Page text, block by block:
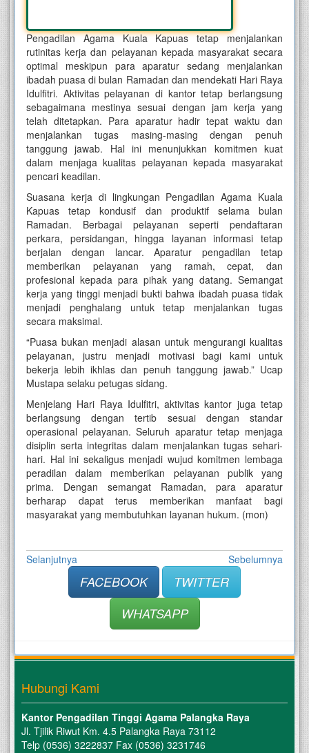
Pengadilan Agama Kuala Kapuas tetap menjalankan
rutinitas kerja dan pelayanan kepada masyarakat secara
optimal meskipun para aparatur sedang menjalankan
ibadah puasa di bulan Ramadan dan mendekati Hari Raya
Idulfitri. Aktivitas pelayanan di kantor tetap berlangsung
sebagaimana mestinya sesuai dengan jam kerja yang
telah ditetapkan. Para aparatur hadir tepat waktu dan
menjalankan tugas masing-masing dengan penuh
tanggung jawab. Hal ini menunjukkan komitmen kuat
dalam menjaga kualitas pelayanan kepada masyarakat
pencari keadilan.
Suasana kerja di lingkungan Pengadilan Agama Kuala
Kapuas tetap kondusif dan produktif selama bulan
Ramadan. Berbagai pelayanan seperti pendaftaran
perkara, persidangan, hingga layanan informasi tetap
berjalan dengan lancar. Aparatur pengadilan tetap
memberikan pelayanan yang ramah, cepat, dan
profesional kepada para pihak yang datang. Semangat
kerja yang tinggi menjadi bukti bahwa ibadah puasa tidak
menjadi penghalang untuk tetap menjalankan tugas
secara maksimal.
“Puasa bukan menjadi alasan untuk mengurangi kualitas
pelayanan, justru menjadi motivasi bagi kami untuk
bekerja lebih ikhlas dan penuh tanggung jawab.” Ucap
Mustapa selaku petugas sidang.
Menjelang Hari Raya Idulfitri, aktivitas kantor juga tetap
berlangsung dengan tertib sesuai dengan standar
operasional pelayanan. Seluruh aparatur tetap menjaga
disiplin serta integritas dalam menjalankan tugas sehari-
hari. Hal ini sekaligus menjadi wujud komitmen lembaga
peradilan dalam memberikan pelayanan publik yang
prima. Dengan semangat Ramadan, para aparatur
berharap dapat terus memberikan manfaat bagi
masyarakat yang membutuhkan layanan hukum. (mon)
Selanjutnya Sebelumnya
FACEBOOK
TWITTER
WHATSAPP
Hubungi Kami
Kantor Pengadilan Tinggi Agama Palangka Raya
Jl. Tjilik Riwut Km. 4.5 Palangka Raya 73112
Telp (0536) 3222837 Fax (0536) 3231746